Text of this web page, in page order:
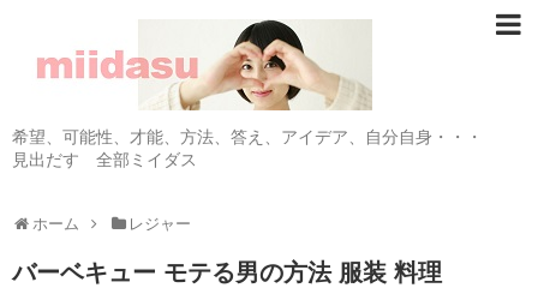
希望、可能性、才能、方法、答え、アイデア、自分自身・・・
見出だす 全部ミイダス
ホーム レジャー
バーベキュー モテる男の方法 服装 料理